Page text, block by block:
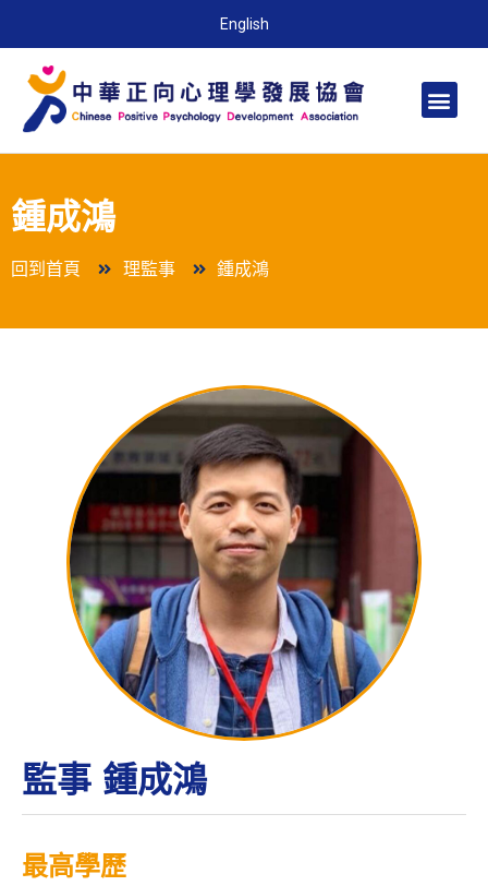
English
鍾成鴻
回到首頁 理監事 鍾成鴻
監事 鍾成鴻
最高學歷